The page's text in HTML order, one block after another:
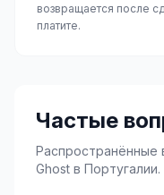
возвращается после
платите.
Частые
Распространённые
Ghost в Португалии.